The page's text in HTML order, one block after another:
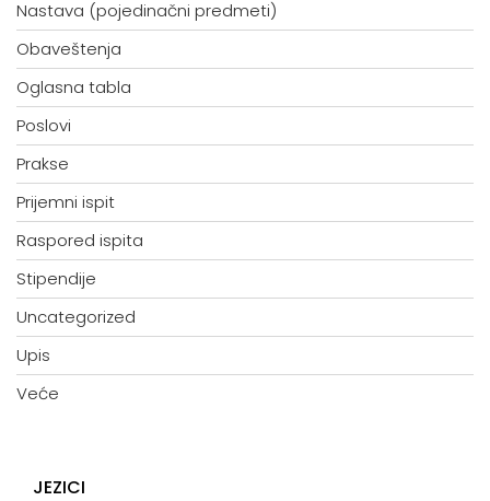
Nastava (pojedinačni predmeti)
Obaveštenja
Oglasna tabla
Poslovi
Prakse
Prijemni ispit
Raspored ispita
Stipendije
Uncategorized
Upis
Veće
JEZICI